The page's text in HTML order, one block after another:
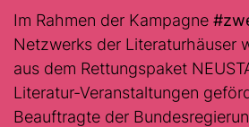
Im Rahmen der Kampagne
Netzwerks der Literaturhäuser
aus dem Rettungspaket
Literatur-Veranstaltungen
Beauftragte der